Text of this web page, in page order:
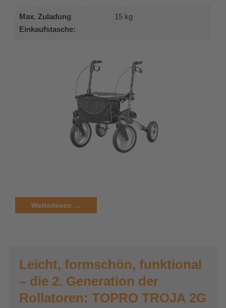
Max. Zuladung
Einkaufstasche:
15 kg
Weiterlesen …
Leicht, formschön, funktional
– die 2. Generation der
Rollatoren: TOPRO TROJA 2G